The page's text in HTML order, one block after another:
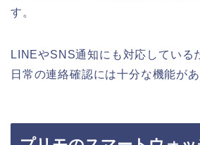
す。
LINEやSNS通知にも対応している
日常の連絡確認には十分な機能があ